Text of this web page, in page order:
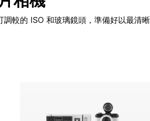
較的 ISO 和玻璃鏡頭，準備好以最清